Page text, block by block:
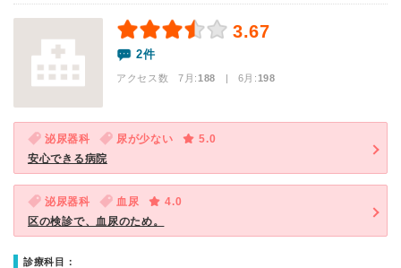
3.67
2件
アクセス数 7月:188 | 6月:198
泌尿器科 尿が少ない
5.0
安心できる病院
泌尿器科 血尿
4.0
区の検診で、血尿のため。
診療科目：